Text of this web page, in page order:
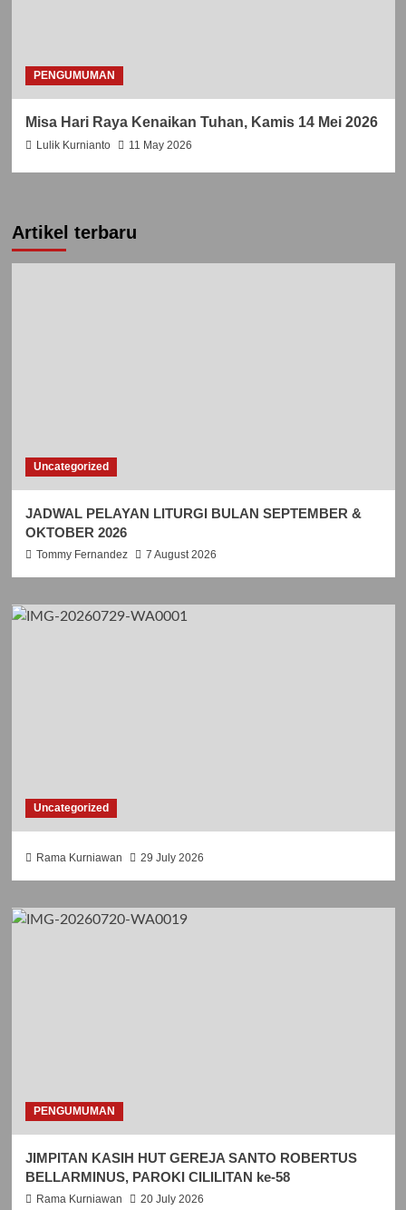
PENGUMUMAN
Misa Hari Raya Kenaikan Tuhan, Kamis 14 Mei 2026
Lulik Kurnianto 11 May 2026
Artikel terbaru
Uncategorized
JADWAL PELAYAN LITURGI BULAN SEPTEMBER &
OKTOBER 2026
Tommy Fernandez 7 August 2026
Uncategorized
Rama Kurniawan 29 July 2026
PENGUMUMAN
JIMPITAN KASIH HUT GEREJA SANTO ROBERTUS
BELLARMINUS, PAROKI CILILITAN ke-58
Rama Kurniawan 20 July 2026